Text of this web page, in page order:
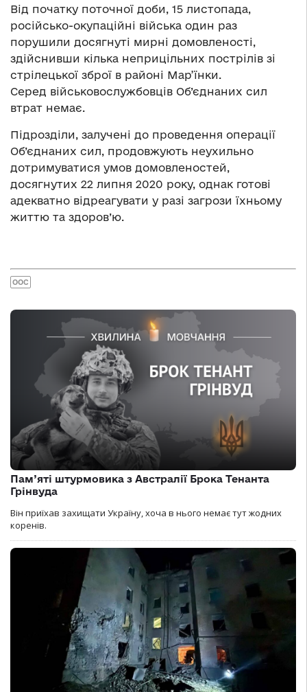
Від початку поточної доби, 15 листопада,
російсько-окупаційні війська один раз
порушили досягнуті мирні домовленості,
здійснивши кілька неприцільних пострілів зі
стрілецької зброї в районі Мар’їнки.
Серед військовослужбовців Об’єднаних сил
втрат немає.
Підрозділи, залучені до проведення операції
Об’єднаних сил, продовжують неухильно
дотримуватися умов домовленостей,
досягнутих 22 липня 2020 року, однак готові
адекватно відреагувати у разі загрози їхньому
життю та здоров’ю.
ООС
Пам’яті штурмовика з Австралії Брока Тенанта
Грінвуда
Він приїхав захищати Україну, хоча в нього немає тут жодних
коренів.